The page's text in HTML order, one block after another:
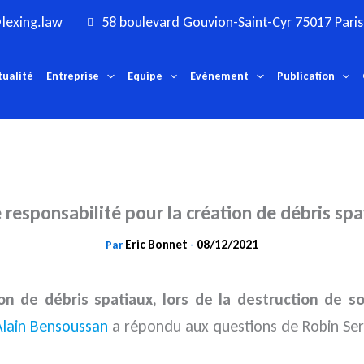
58 boulevard Gouvion-Saint-Cyr 75017 Paris
Entreprise Equipe Evènement Publication
responsabilité pour la création de débris
Par Eric Bonnet - 08/12/2021
de débris spatiaux, lors de la destruction de
Bensoussan a répondu aux questions de Robin